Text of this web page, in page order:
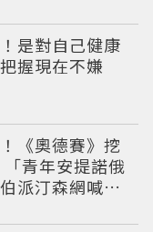
是對自己健康
握現在不嫌
《奧德賽》挖
青年安提諾俄
派汀森網喊：